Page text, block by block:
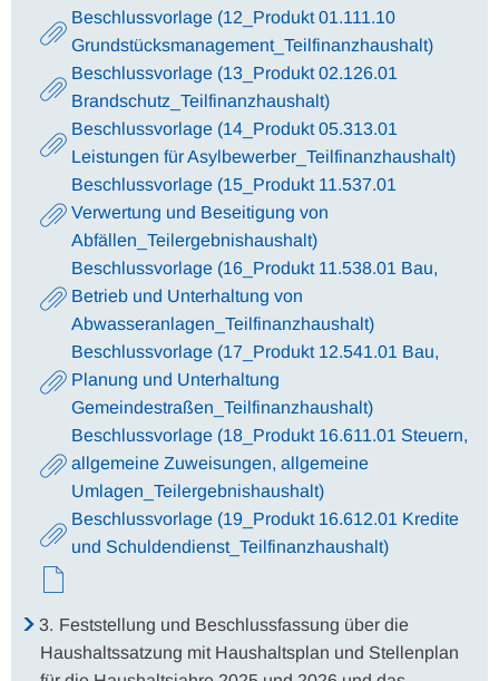
Beschlussvorlage (12_Produkt 01.111.10
Grundstücksmanagement_Teilfinanzhaushalt)
Beschlussvorlage (13_Produkt 02.126.01
Brandschutz_Teilfinanzhaushalt)
Beschlussvorlage (14_Produkt 05.313.01
Leistungen für Asylbewerber_Teilfinanzhaushalt)
Beschlussvorlage (15_Produkt 11.537.01
Verwertung und Beseitigung von
Abfällen_Teilergebnishaushalt)
Beschlussvorlage (16_Produkt 11.538.01 Bau,
Betrieb und Unterhaltung von
Abwasseranlagen_Teilfinanzhaushalt)
Beschlussvorlage (17_Produkt 12.541.01 Bau,
Planung und Unterhaltung
Gemeindestraßen_Teilfinanzhaushalt)
Beschlussvorlage (18_Produkt 16.611.01 Steuern,
allgemeine Zuweisungen, allgemeine
Umlagen_Teilergebnishaushalt)
Beschlussvorlage (19_Produkt 16.612.01 Kredite
und Schuldendienst_Teilfinanzhaushalt)
3. Feststellung und Beschlussfassung über die
Haushaltssatzung mit Haushaltsplan und Stellenplan